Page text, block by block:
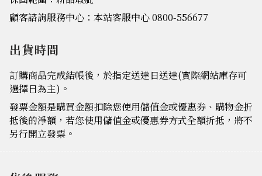
顧客諮詢服務中心：本站客服中心 0800-556677
出貨時間
訂購商品完成結帳後，於指定送達日送達(實際網站庫存可
選擇日為主)。
發票金額是購買金額扣除您使用儲值金或優惠券、購物金折
抵後的淨額，若您使用儲值金或優惠券方式全額折抵，將不
另行開立發票。